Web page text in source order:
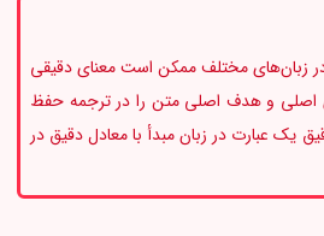
زبان‌های مختلف ممکن است معنای دقیقی
اصلی و هدف اصلی متن را در ترجمه حفظ
یک عبارت در زبان مبدأ با معادل دقیق در